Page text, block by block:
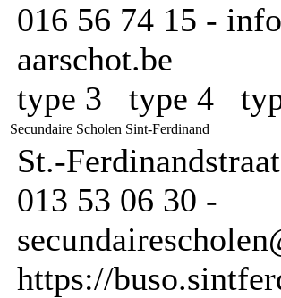
016 56 74 15 -
aarschot.be
type 3 type 4
Secundaire Scholen Sint-Ferdinand
St.-
013 53 06 30 -
https://